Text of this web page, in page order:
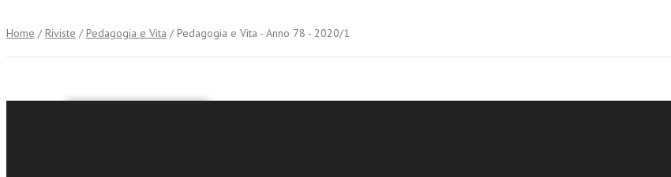
Home / Riviste / Pedagogia e Vita / Pedagogia e Vita - Anno 78 - 2020/1